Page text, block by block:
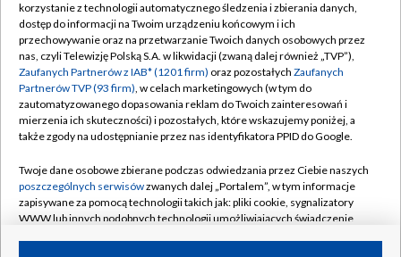
TVP
Abonament TVP
Emisja w TVP
Centrum informacji TVP
Naziemna Telewizja Cyfrowa
Rada Programowa
System NOS
Informacje o nadawcy
Regulamin TVP
Polityka prywatności
Moje zgody
Pomoc
Kontakt
Kanały
korzystanie z technologii automatycznego śledzenia i zbierania danych,
dostęp do informacji na Twoim urządzeniu końcowym i ich
przechowywanie oraz na przetwarzanie Twoich danych osobowych przez
nas, czyli Telewizję Polską S.A. w likwidacji (zwaną dalej również „TVP”),
Zaufanych Partnerów z IAB* (1201 firm) oraz pozostałych Zaufanych
Partnerów TVP (93 firm), w celach marketingowych (w tym do
zautomatyzowanego dopasowania reklam do Twoich zainteresowań i
mierzenia ich skuteczności) i pozostałych, które wskazujemy poniżej, a
także zgody na udostępnianie przez nas identyfikatora PPID do Google.
Twoje dane osobowe zbierane podczas odwiedzania przez Ciebie naszych
poszczególnych serwisówzwanych dalej „Portalem”, w tym informacje
zapisywane za pomocą technologii takich jak: pliki cookie, sygnalizatory
WWW lub innych podobnych technologii umożliwiających świadczenie